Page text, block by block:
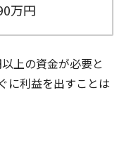
万円
上の資金が必要と
に利益を出すことは